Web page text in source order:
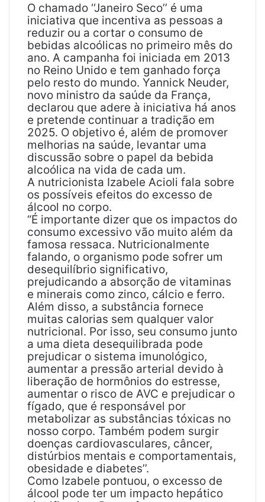
a
i
l
O chamado ‘‘Janeiro Seco’’ é uma
iniciativa que incentiva as pessoas a
reduzir ou a cortar o consumo de
bebidas alcoólicas no primeiro mês do
ano. A campanha foi iniciada em 2013
no Reino Unido e tem ganhado força
pelo resto do mundo. Yannick Neuder,
novo ministro da saúde da França,
declarou que adere à iniciativa há anos
e pretende continuar a tradição em
2025. O objetivo é, além de promover
melhorias na saúde, levantar uma
discussão sobre o papel da bebida
alcoólica na vida de cada um.
A nutricionista Izabele Acioli fala sobre
os possíveis efeitos do excesso de
álcool no corpo.
“É importante dizer que os impactos do
consumo excessivo vão muito além da
famosa ressaca. Nutricionalmente
falando, o organismo pode sofrer um
desequilíbrio significativo,
prejudicando a absorção de vitaminas
e minerais como zinco, cálcio e ferro.
Além disso, a substância fornece
muitas calorias sem qualquer valor
nutricional. Por isso, seu consumo junto
a uma dieta desequilibrada pode
prejudicar o sistema imunológico,
aumentar a pressão arterial devido à
liberação de hormônios do estresse,
aumentar o risco de AVC e prejudicar o
fígado, que é responsável por
metabolizar as substâncias tóxicas no
nosso corpo. Também podem surgir
doenças cardiovasculares, câncer,
distúrbios mentais e comportamentais,
obesidade e diabetes’’.
Como Izabele pontuou, o excesso de
álcool pode ter um impacto hepático